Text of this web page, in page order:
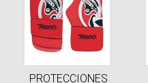
PROTECCIONES